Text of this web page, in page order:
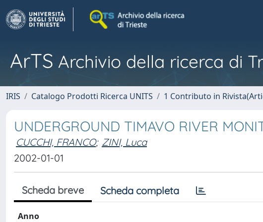
ArTS Archivio della ricerca di
IRIS Catalogo Prodotti Ricerca UNITS 1 Contributo in
UNDERGROUND TIMAVO RIVER
CUCCHI, FRANCO; ZINI, Luca
2002-01-01
Scheda breve Scheda completa
Anno